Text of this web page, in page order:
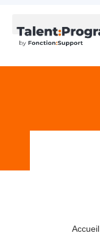
Accueil